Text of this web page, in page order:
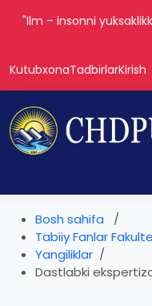
"Ilm – insonni
KutubxonaTadbirlarKirish
Bosh sahifa
Tabiiy Fanlar
Yangiliklar
Dastlabki